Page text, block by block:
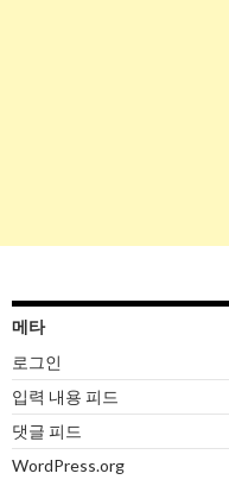
메타
로그인
입력 내용 피드
댓글 피드
WordPress.org